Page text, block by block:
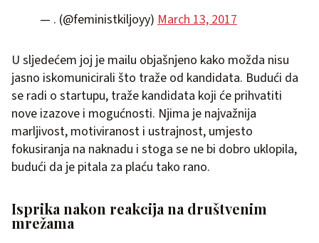
— . (@feministkiljoyy) March 13, 2017
U sljedećem joj je mailu objašnjeno kako možda nisu
jasno iskomunicirali što traže od kandidata. Budući da
se radi o startupu, traže kandidata koji će prihvatiti
nove izazove i mogućnosti. Njima je najvažnija
marljivost, motiviranost i ustrajnost, umjesto
fokusiranja na naknadu i stoga se ne bi dobro uklopila,
budući da je pitala za plaću tako rano.
Isprika nakon reakcija na društvenim
mrežama